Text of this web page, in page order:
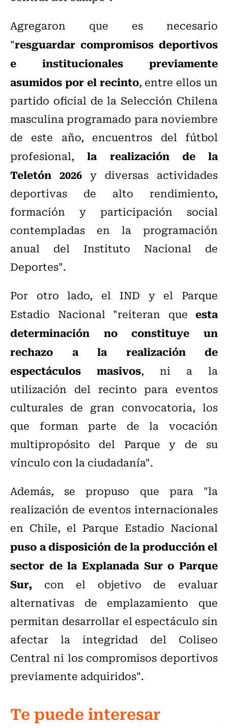
Agregaron que es necesario
"resguardar compromisos deportivos
e institucionales previamente
asumidos por el recinto, entre ellos un
partido oficial de la Selección Chilena
masculina programado para noviembre
de este año, encuentros del fútbol
profesional,la realización de la
Teletón 2026 y diversas actividades
deportivas de alto rendimiento,
formación y participación social
contempladas en la programación
anual del Instituto Nacional de
Deportes".
Por otro lado, el IND y el Parque
Estadio Nacional "reiteran que esta
determinación no constituye un
rechazo a la realización de
espectáculos masivos, ni a la
utilización del recinto para eventos
culturales de gran convocatoria, los
que forman parte de la vocación
multipropósito del Parque y de su
vínculo con la ciudadanía".
Además, se propuso que para "la
realización de eventos internacionales
en Chile, el Parque Estadio Nacional
puso a disposición de la producción el
sector de la Explanada Sur o Parque
Sur, con el objetivo de evaluar
alternativas de emplazamiento que
permitan desarrollar el espectáculo sin
afectar la integridad del Coliseo
Central ni los compromisos deportivos
previamente adquiridos".
Te puede interesar